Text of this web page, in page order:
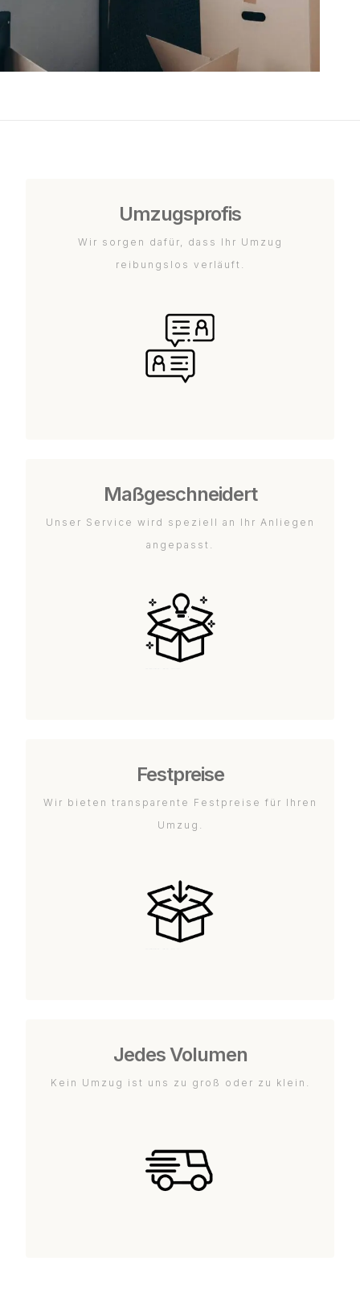
Umzugsprofis
Wir sorgen dafür, dass Ihr Umzug
reibungslos verläuft.
Maßgeschneidert
Unser Service wird speziell an Ihr Anliegen
angepasst.
Festpreise
Wir bieten transparente Festpreise für Ihren
Umzug.
Jedes Volumen
Kein Umzug ist uns zu groß oder zu klein.